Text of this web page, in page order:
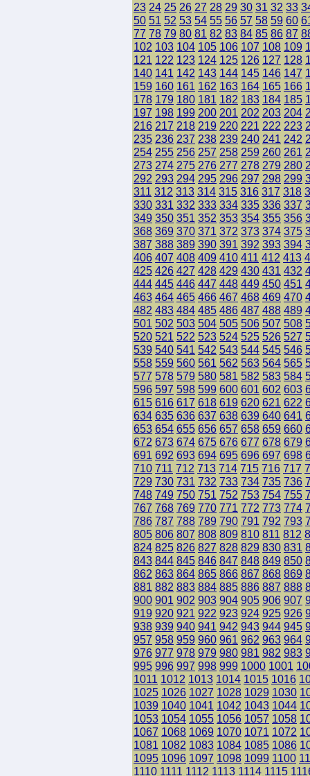
23 24 25 26 27 28 29 30 31 32 33
50 51 52 53 54 55 56 57 58 59 60
77 78 79 80 81 82 83 84 85 86 87
102 103 104 105 106 107 108 109
121 122 123 124 125 126 127 128
140 141 142 143 144 145 146 147
159 160 161 162 163 164 165 166
178 179 180 181 182 183 184 185
197 198 199 200 201 202 203 204
216 217 218 219 220 221 222 223
235 236 237 238 239 240 241 242
254 255 256 257 258 259 260 261
273 274 275 276 277 278 279 280
292 293 294 295 296 297 298 299
311 312 313 314 315 316 317 318
330 331 332 333 334 335 336 337
349 350 351 352 353 354 355 356
368 369 370 371 372 373 374 375
387 388 389 390 391 392 393 394
406 407 408 409 410 411 412 413
425 426 427 428 429 430 431 432
444 445 446 447 448 449 450 451
463 464 465 466 467 468 469 470
482 483 484 485 486 487 488 489
501 502 503 504 505 506 507 508
520 521 522 523 524 525 526 527
539 540 541 542 543 544 545 546
558 559 560 561 562 563 564 565
577 578 579 580 581 582 583 584
596 597 598 599 600 601 602 603
615 616 617 618 619 620 621 622
634 635 636 637 638 639 640 641
653 654 655 656 657 658 659 660
672 673 674 675 676 677 678 679
691 692 693 694 695 696 697 698
710 711 712 713 714 715 716 717
729 730 731 732 733 734 735 736
748 749 750 751 752 753 754 755
767 768 769 770 771 772 773 774
786 787 788 789 790 791 792 793
805 806 807 808 809 810 811 812
824 825 826 827 828 829 830 831
843 844 845 846 847 848 849 850
862 863 864 865 866 867 868 869
881 882 883 884 885 886 887 888
900 901 902 903 904 905 906 907
919 920 921 922 923 924 925 926
938 939 940 941 942 943 944 945
957 958 959 960 961 962 963 964
976 977 978 979 980 981 982 983
995 996 997 998 999 1000 1001
1011 1012 1013 1014 1015 1016
1025 1026 1027 1028 1029 1030
1039 1040 1041 1042 1043 1044
1053 1054 1055 1056 1057 1058
1067 1068 1069 1070 1071 1072
1081 1082 1083 1084 1085 1086
1095 1096 1097 1098 1099 1100
1110 1111 1112 1113 1114 1115